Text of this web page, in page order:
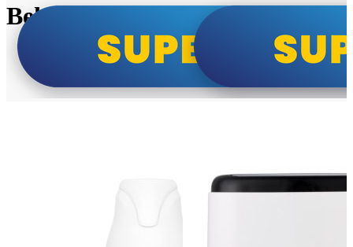
Beko i Tesla super cene